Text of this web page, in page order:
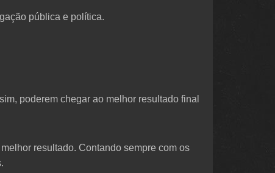
pública e política.
poderem chegar ao melhor resultado final
resultado. Contando sempre com os